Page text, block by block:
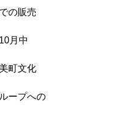
の販売
月中
町文化
ープへの